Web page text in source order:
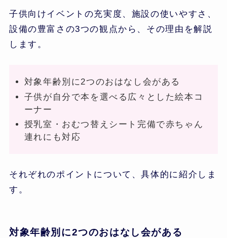
子供向けイベントの充実度、施設の使いやすさ、
設備の豊富さの3つの観点から、その理由を解説
します。
対象年齢別に2つのおはなし会がある
子供が自分で本を選べる広々とした絵本コ
ーナー
授乳室・おむつ替えシート完備で赤ちゃん
連れにも対応
それぞれのポイントについて、具体的に紹介しま
す。
対象年齢別に2つのおはなし会がある